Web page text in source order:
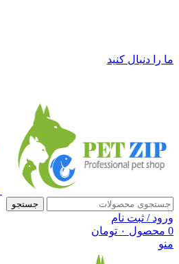
ما را دنبال کنید
جستجو
ورود / ثبت نام
0 محصول ۰ تومان
منو